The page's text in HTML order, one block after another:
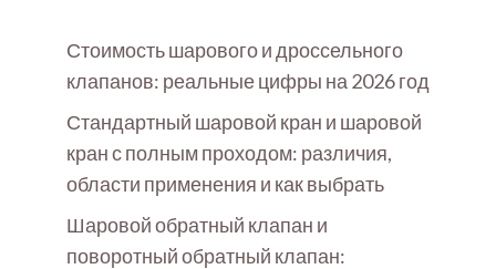
Стоимость шарового и дроссельного
клапанов: реальные цифры на 2026 год
Стандартный шаровой кран и шаровой
кран с полным проходом: различия,
области применения и как выбрать
Шаровой обратный клапан и
поворотный обратный клапан: